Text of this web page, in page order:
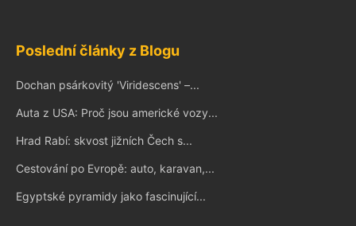
Poslední články z Blogu
Dochan psárkovitý 'Viridescens' –...
Auta z USA: Proč jsou americké vozy...
Hrad Rabí: skvost jižních Čech s...
Cestování po Evropě: auto, karavan,...
Egyptské pyramidy jako fascinující...